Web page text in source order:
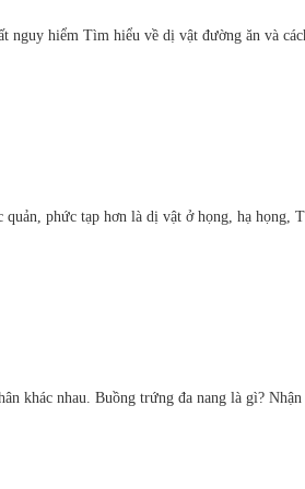
hiểm Tìm hiểu về dị vật đường ăn và
phức tạp hơn là dị vật ở họng, hạ họng,
khác nhau. Buồng trứng đa nang là gì?